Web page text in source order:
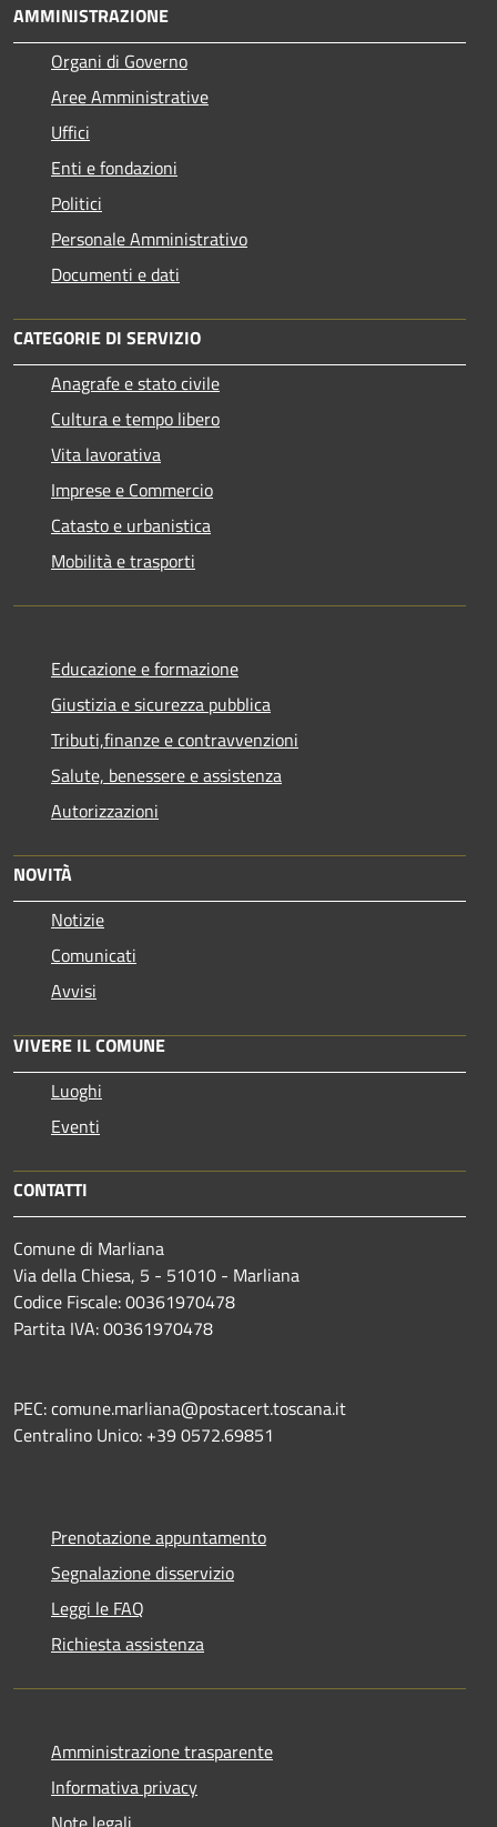
AMMINISTRAZIONE
Organi di Governo
Aree Amministrative
Uffici
Enti e fondazioni
Politici
Personale Amministrativo
Documenti e dati
CATEGORIE DI SERVIZIO
Anagrafe e stato civile
Cultura e tempo libero
Vita lavorativa
Imprese e Commercio
Catasto e urbanistica
Mobilità e trasporti
Educazione e formazione
Giustizia e sicurezza pubblica
Tributi,finanze e contravvenzioni
Salute, benessere e assistenza
Autorizzazioni
NOVITÀ
Notizie
Comunicati
Avvisi
VIVERE IL COMUNE
Luoghi
Eventi
CONTATTI
Comune di Marliana
Via della Chiesa, 5 - 51010 - Marliana
Codice Fiscale: 00361970478
Partita IVA: 00361970478
PEC: comune.marliana@postacert.toscana.it
Centralino Unico: +39 0572.69851
Prenotazione appuntamento
Segnalazione disservizio
Leggi le FAQ
Richiesta assistenza
Amministrazione trasparente
Informativa privacy